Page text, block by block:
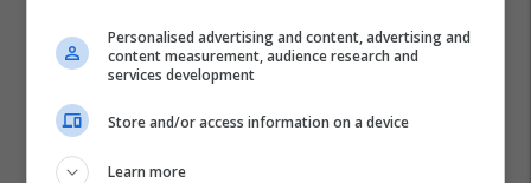
Personalised advertising and content, advertising and
content measurement, audience research and
services development
Store and/or access information on a device
Learn more